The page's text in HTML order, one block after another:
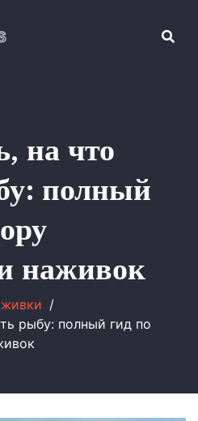
на что
полный
наживок
рыбу: полный гид по